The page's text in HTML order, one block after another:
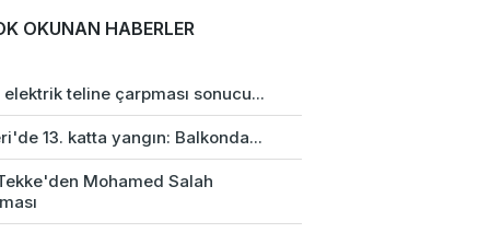
OKUNAN HABERLER
elektrik teline çarpması sonucu...
13. katta yangın: Balkonda...
Mohamed Salah